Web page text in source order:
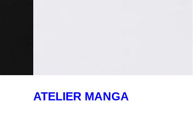
ATELIER MANGA